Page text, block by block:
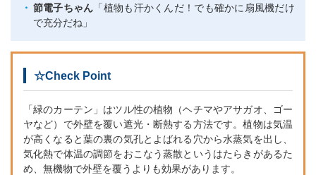
節電子ちゃん 「植物も汗かくんだ！でも確かに扇風機だけ
で充分だね」
☆Check Point
「緑のカーテン」はツル性の植物（ヘチマやアサガオ、ゴー
ヤなど）で外壁を覆い遮光・断熱する方法です。植物は気温
が高くなると葉の裏の気孔とよばれる穴から水蒸気を出し、
気化熱で体温の調節をおこなう蒸散というはたらきがあるた
め、無機物で外壁を覆うよりも効果があります。